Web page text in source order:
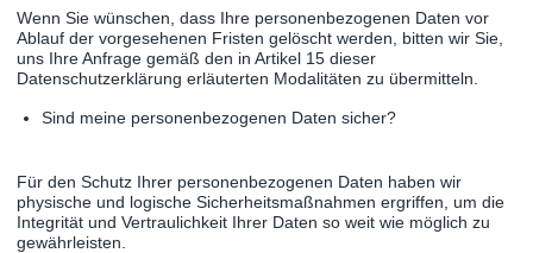
Wenn Sie wünschen, dass Ihre personenbezogenen Daten vor
Ablauf der vorgesehenen Fristen gelöscht werden, bitten wir Sie,
uns Ihre Anfrage gemäß den in Artikel 15 dieser
Datenschutzerklärung erläuterten Modalitäten zu übermitteln.
Sind meine personenbezogenen Daten sicher?
Für den Schutz Ihrer personenbezogenen Daten haben wir
physische und logische Sicherheitsmaßnahmen ergriffen, um die
Integrität und Vertraulichkeit Ihrer Daten so weit wie möglich zu
gewährleisten.